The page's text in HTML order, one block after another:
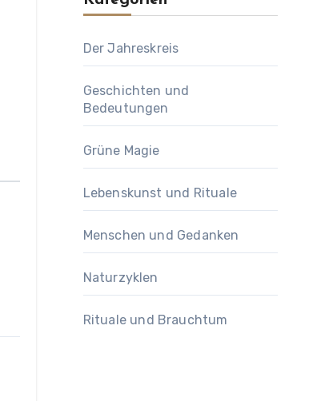
Der Jahreskreis
Geschichten und
Bedeutungen
Grüne Magie
Lebenskunst und Rituale
Menschen und Gedanken
Naturzyklen
Rituale und Brauchtum